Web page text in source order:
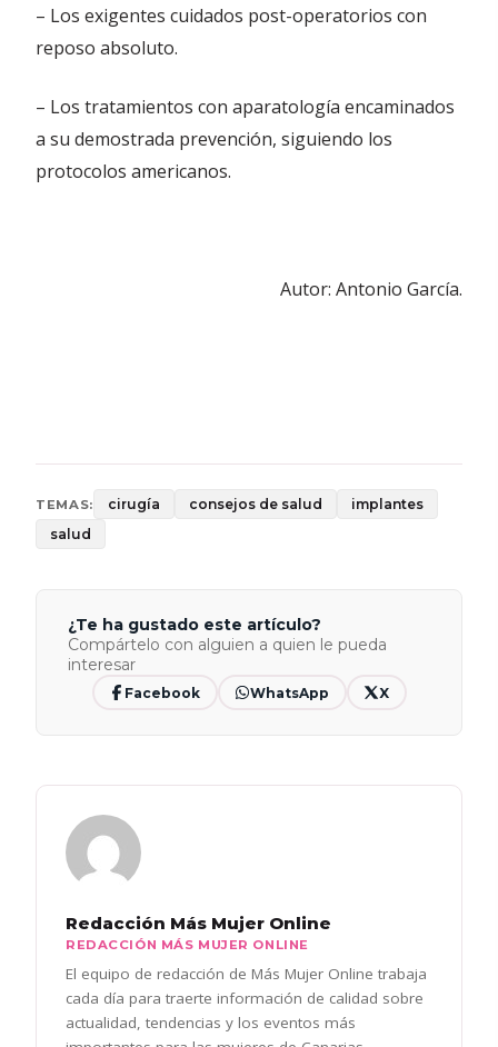
– Los exigentes cuidados post-operatorios con
reposo absoluto.
– Los tratamientos con aparatología encaminados
a su demostrada prevención, siguiendo los
protocolos americanos.
Autor: Antonio García.
TEMAS: cirugía consejos de salud
implantes
salud
¿Te ha gustado este artículo?
Compártelo con alguien a quien le pueda
interesar
Facebook WhatsApp X
Redacción Más Mujer Online
REDACCIÓN MÁS MUJER ONLINE
El equipo de redacción de Más Mujer Online trabaja
cada día para traerte información de calidad sobre
actualidad, tendencias y los eventos más